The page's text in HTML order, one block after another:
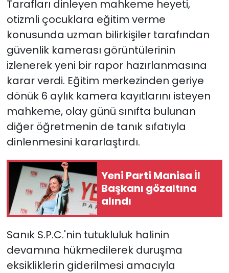
Tarafları dinleyen mahkeme heyeti,
otizmli çocuklara eğitim verme
konusunda uzman bilirkişiler tarafından
güvenlik kamerası görüntülerinin
izlenerek yeni bir rapor hazırlanmasına
karar verdi. Eğitim merkezinden geriye
dönük 6 aylık kamera kayıtlarını isteyen
mahkeme, olay günü sınıfta bulunan
diğer öğretmenin de tanık sıfatıyla
dinlenmesini kararlaştırdı.
Yeni Parti Manisa İl
Başkanı gözaltına
alındı
Sanık S.P.C.'nin tutukluluk halinin
devamına hükmedilerek duruşma
eksikliklerin giderilmesi amacıyla